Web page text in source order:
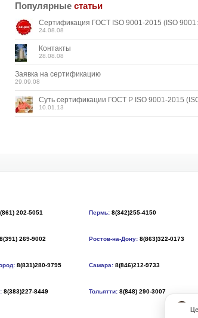
Популярныестатьи
Сертификация ГОСТ ISO 9001-2015 (ISO
24.08.08
Контакты
28.08.08
Заявка на сертификацию
29.09.08
Суть сертификации ГОСТ Р ISO 9001-2015
10.01.13
202-5051 Пермь: 8(342)255-4150
8(391) 269-9002 Ростов-на-Дону: 8(863)322-0173
8(831)280-9795 Самара: 8(846)212-9733
8(383)227-8449 Тольятти: 8(848) 290-3007